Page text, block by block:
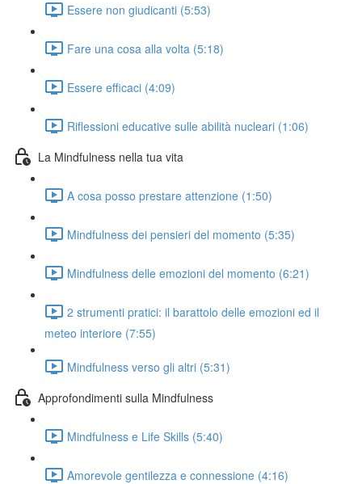
Essere non giudicanti (5:53)
Fare una cosa alla volta (5:18)
Essere efficaci (4:09)
Riflessioni educative sulle abilità nucleari (1:06)
La Mindfulness nella tua vita
A cosa posso prestare attenzione (1:50)
Mindfulness dei pensieri del momento (5:35)
Mindfulness delle emozioni del momento (6:21)
2 strumenti pratici: il barattolo delle emozioni ed il
meteo interiore (7:55)
Mindfulness verso gli altri (5:31)
Approfondimenti sulla Mindfulness
Mindfulness e Life Skills (5:40)
Amorevole gentilezza e connessione (4:16)